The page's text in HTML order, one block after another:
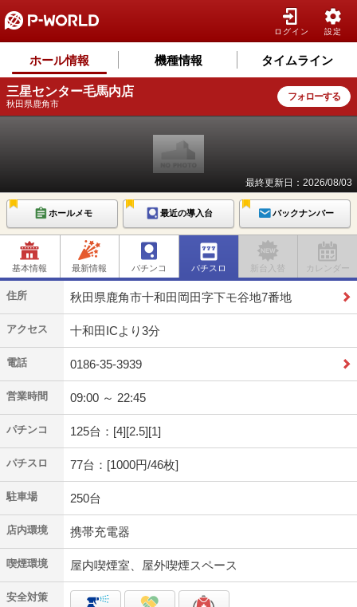
ログイン 設定
ホール情報 機種情報 タイムライン
三星センター毛馬内店
秋田県鹿角市
フォローする
最終更新日：2026/08/03
ホールメモ 最近の導入台 バックナンバー
基本情報 最新情報 パチンコ パチスロ 新台入替 カレンダー
住所 秋田県鹿角市十和田岡田字下モ谷地7番地
アクセス 十和田ICより3分
電話 0186-35-3939
営業時間 09:00 ～ 22:45
パチンコ 125台：[4][2.5][1]
パチスロ 77台：[1000円/46枚]
駐車場 250台
店内環境 携帯充電器
喫煙環境 屋内喫煙室、屋外喫煙スペース
安全対策